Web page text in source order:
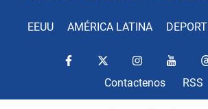
EEUU AMÉRICA LATINA
Contactenos RSS